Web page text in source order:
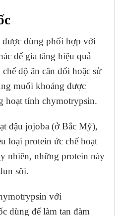
dùng phối hợp với
để gia tăng hiệu quả
độ ăn cân đối hoặc sử
muối khoáng được
hoạt tính chymotrypsin.
đậu jojoba (ở Bắc Mỹ),
loại protein ức chế hoạt
nhiên, những protein này
sôi.
với
dùng để làm tan đàm